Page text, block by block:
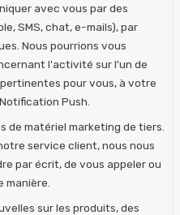
avec vous par des
SMS, chat, e-mails), par
Nous pourrions vous
l'activité sur l'un de
pour vous, à votre
Push.
de matériel marketing de tiers.
service client, nous nous
par écrit, de vous appeler ou
sur les produits, des